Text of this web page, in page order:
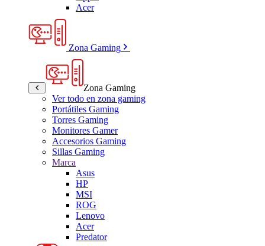
Acer
Zona Gaming
Zona Gaming
Ver todo en zona gaming
Portátiles Gaming
Torres Gaming
Monitores Gamer
Accesorios Gaming
Sillas Gaming
Marca
Asus
HP
MSI
ROG
Lenovo
Acer
Predator